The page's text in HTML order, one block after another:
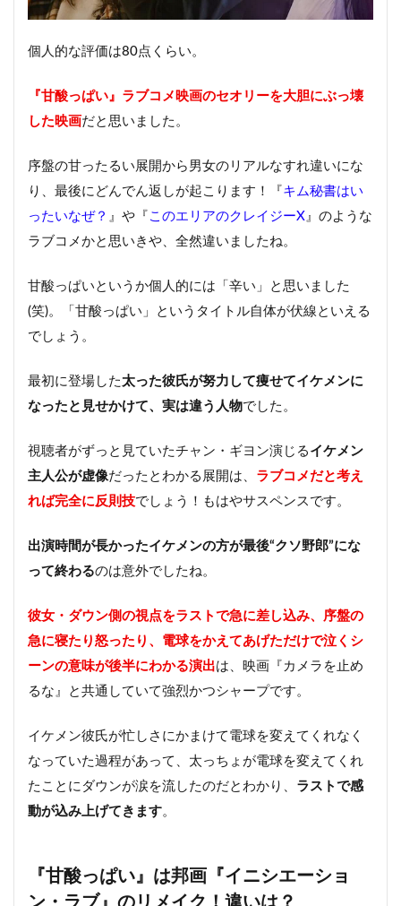
個人的な評価は80点くらい。
『甘酸っぱい』ラブコメ映画のセオリーを大胆にぶっ壊
した映画だと思いました。
序盤の甘ったるい展開から男女のリアルなすれ違いにな
り、最後にどんでん返しが起こります！『キム秘書はい
ったいなぜ？ 』や『 このエリアのクレイジーX 』のような
ラブコメかと思いきや、全然違いましたね。
甘酸っぱいというか個人的には「辛い」と思いました
(笑)。「甘酸っぱい」というタイトル自体が伏線といえる
でしょう。
最初に登場した 太った彼氏が努力して痩せてイケメンに
なったと見せかけて、実は違う人物でした。
視聴者がずっと見ていたチャン・ギヨン演じる イケメン
主人公が虚像だったとわかる展開は、 ラブコメだと考え
れば完全に反則技でしょう！もはやサスペンスです。
出演時間が長かったイケメンの方が最後“クソ野郎”にな
って終わるのは意外でしたね。
彼女・ダウン側の視点をラストで急に差し込み、序盤の
急に寝たり怒ったり、電球をかえてあげただけで泣くシ
ーンの意味が後半にわかる演出は、映画『カメラを止め
るな』と共通していて強烈かつシャープです。
イケメン彼氏が忙しさにかまけて電球を変えてくれなく
なっていた過程があって、太っちょが電球を変えてくれ
たことにダウンが涙を流したのだとわかり、 ラストで感
動が込み上げてきます。
『甘酸っぱい』は邦画『イニシエーショ
ン・ラブ』のリメイク！違いは？